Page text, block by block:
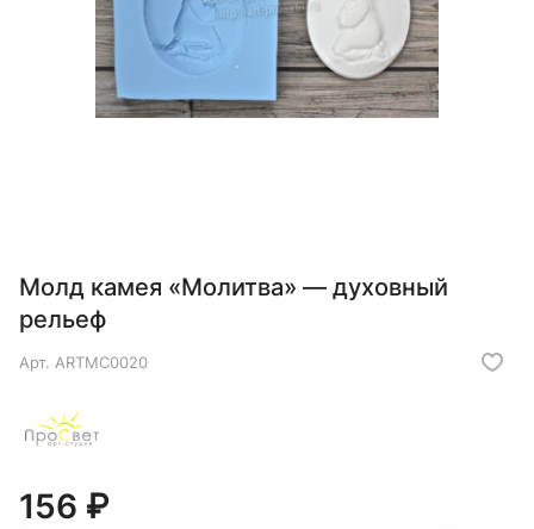
Молд камея «Молитва» — духовный
рельеф
Арт. ARTMC0020
156 ₽